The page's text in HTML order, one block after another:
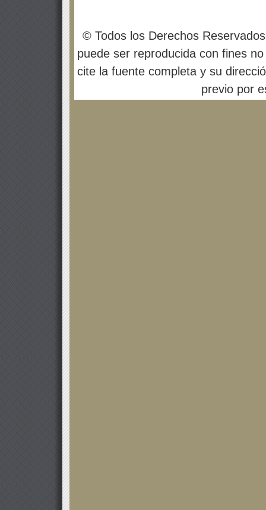
© Todos los Derechos
puede ser reproducida con fines
cite la fuente completa y su
previo por